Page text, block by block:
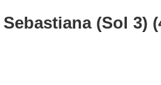
(Sol 3)